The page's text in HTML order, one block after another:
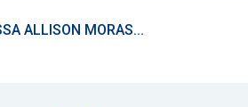
ALLISON MORAS...